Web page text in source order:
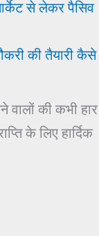
से लेकर पैसिव
की तैयारी कैसे
वालों की कभी हार
के लिए हार्दिक